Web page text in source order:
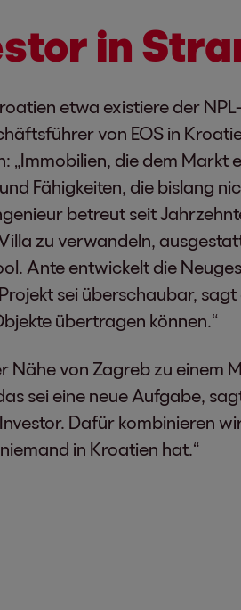
in
etwa existiere der
von EOS in
die dem Markt
Fähigkeiten, die bislang
betreut seit
zu verwandeln,
Ante entwickelt die
sei überschaubar,
übertragen können.“
von Zagreb zu einem
sei eine neue Aufgabe,
Dafür kombinieren
in Kroatien hat.“